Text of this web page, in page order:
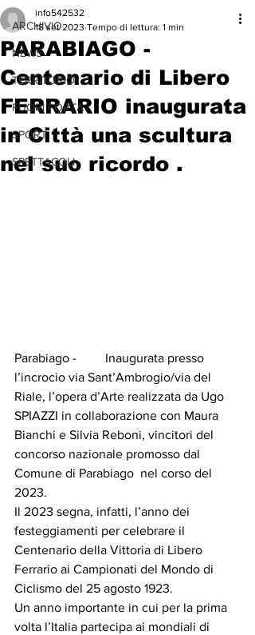
ARCHIVIO
NEWS
TERRITORIO
FUORI PORTA
SPORT
SPETTACOLI
PARABIAGO -
Centenario di Libero
FERRARIO inaugurata
in Città una scultura
nel suo ricordo .
info542532
18 set 2023 Tempo di lettura: 1 min
Parabiago -         Inaugurata presso
l’incrocio via Sant’Ambrogio/via del
Riale, l’opera d’Arte realizzata da Ugo
SPIAZZI in collaborazione con Maura
Bianchi e Silvia Reboni, vincitori del
concorso nazionale promosso dal
Comune di Parabiago  nel corso del
2023.
Il 2023 segna, infatti, l’anno dei
festeggiamenti per celebrare il
Centenario della Vittoria di Libero
Ferrario ai Campionati del Mondo di
Ciclismo del 25 agosto 1923.
Un anno importante in cui per la prima
volta l’Italia partecipa ai mondiali di